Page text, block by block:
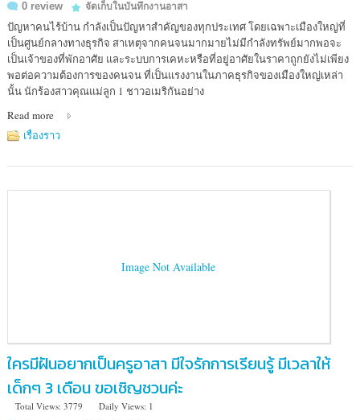
0 review จัดเก็บในบันทึกงานอาสา
ปัญหาคนไร้บ้าน กำลังเป็นปัญหาสำคัญของทุกประเทศ โดยเฉพาะเมืองใหญ่ที่
เป็นศูนย์กลางทางธุรกิจ สาเหตุจากคนจนมากมายไม่มีกำลังทรัพย์มากพอจะ
เป็นเจ้าของที่พักอาศัย และระบบการเคหะหรือที่อยู่อาศัยในราคาถูกยังไม่เพียง
พอต่อความต้องการของคนจน ที่เป็นแรงงานในภาคธุรกิจของเมืองใหญ่เหล่า
นั้น นักร้องสาวคุณแม่ลูก 1 ชาวอเมริกันอย่าง
Read more
เรื่องราว
Image Not Available
ใครมีฝันอยากเป็นครูอาสา มีใจรักการเรียนรู้ มีเวลาให้
เด็กๆ 3 เดือน ขอเชิญชวนค่ะ
Total Views: 3779
Daily Views: 1